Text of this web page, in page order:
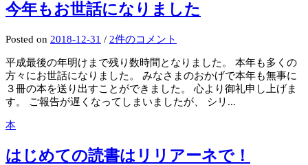
今年もお世話になりました
Posted on 2018-12-31 / 2件のコメント
平成最後の年明けまで残り数時間となりました。 本年も多くの
方々にお世話になりました。 みなさまのおかげで本年も無事に
３冊の本を送り出すことができました。 心より御礼申し上げま
す。 ご報告が遅くなってしまいましたが、 シリ...
本
はじめての読書はリリアーネで！